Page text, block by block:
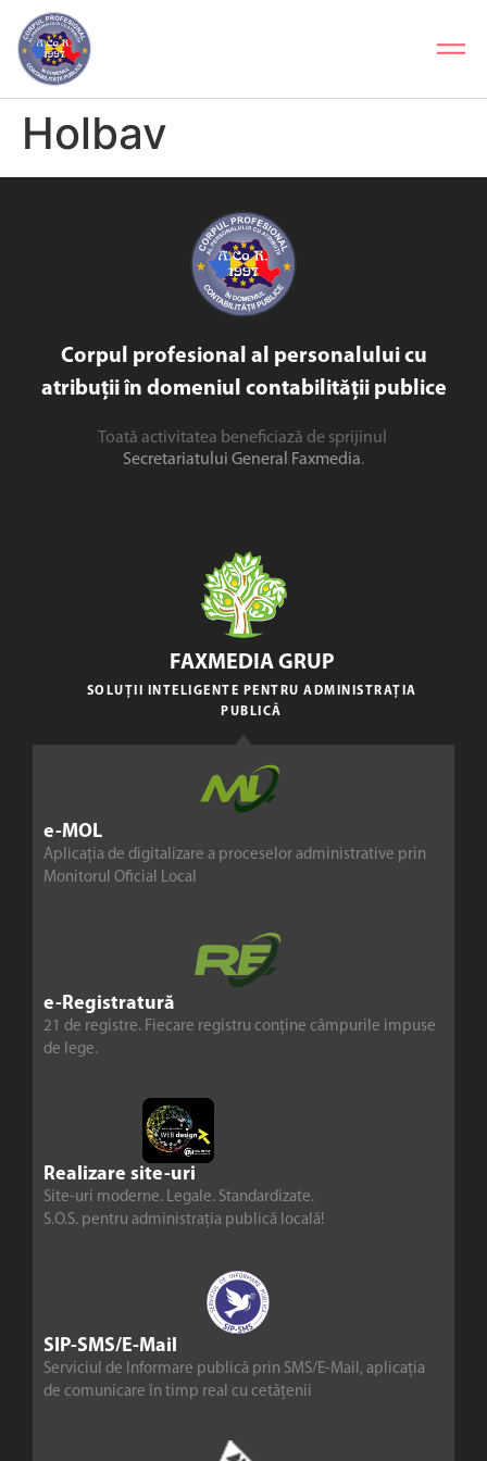
Holbav
Corpul profesional al personalului cu
atribuții în domeniul contabilității publice
Toată activitatea beneficiază de sprijinul
Secretariatului General Faxmedia.
e-MOL
Aplicația de digitalizare a proceselor administrative prin
Monitorul Oficial Local
e-Registratură
21 de registre. Fiecare registru conține câmpurile impuse
de lege.
Realizare site-uri
Site-uri moderne. Legale. Standardizate.
S.O.S. pentru administrația publică locală!
SIP-SMS/E-Mail
Serviciul de Informare publică prin SMS/E-Mail, aplicația
de comunicare în timp real cu cetățenii
FAXMEDIA GRUP
SOLUȚII INTELIGENTE PENTRU ADMINISTRAȚIA
PUBLICĂ